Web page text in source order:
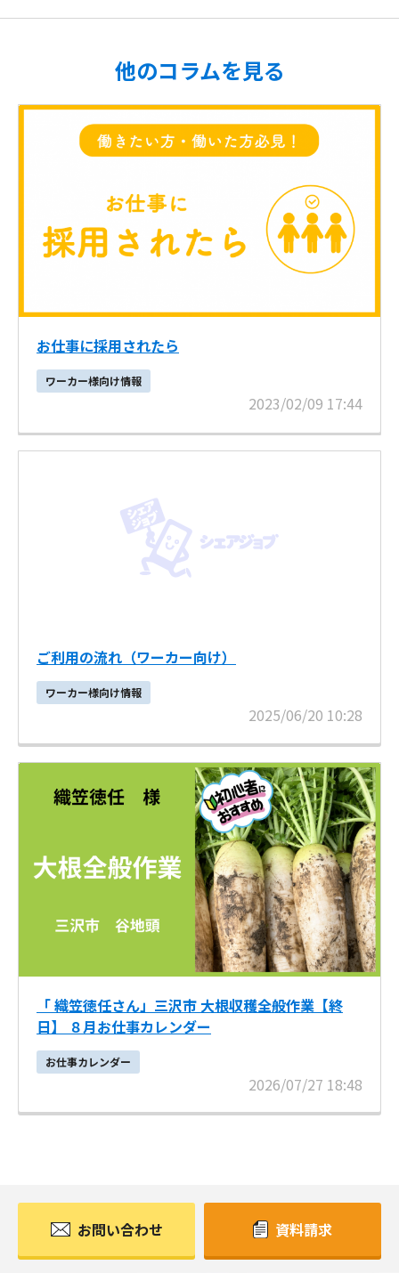
他のコラムを見る
お仕事に採用されたら
ワーカー様向け情報
2023/02/09 17:44
ご利用の流れ（ワーカー向け）
ワーカー様向け情報
2025/06/20 10:28
「 織笠徳任さん」三沢市 大根収穫全般作業【終
日】 ８月お仕事カレンダー
お仕事カレンダー
2026/07/27 18:48
お問い合わせ 資料請求